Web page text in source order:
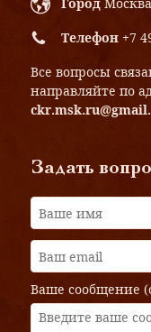
Телефон +7
Все вопросы
направляйте по
Задать
Ваше сообщение